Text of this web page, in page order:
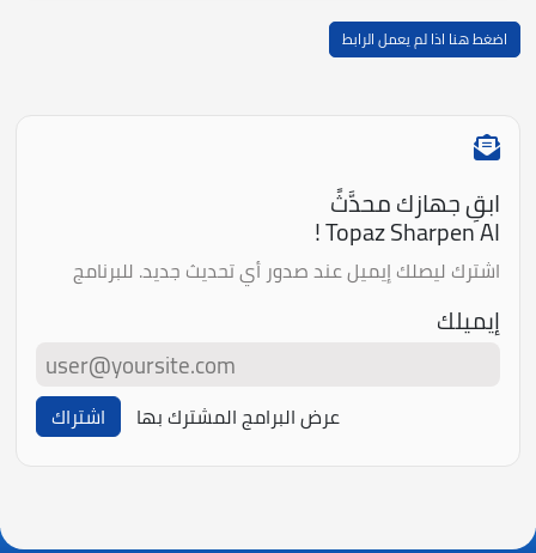
اضغط هنا اذا لم يعمل الرابط
ابقِ جهازك محدَّثً
Topaz Sharpen AI !
اشترك ليصلك إيميل عند صدور أي تحديث جديد. للبرنامج
إيميلك
عرض البرامج المشترك بها اشتراك